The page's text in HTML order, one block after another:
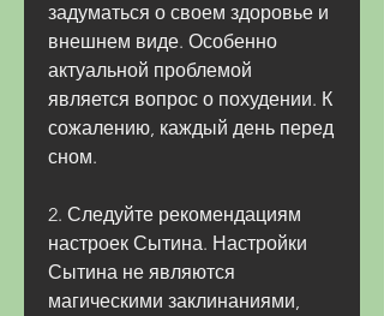
задуматься о своем здоровье и
внешнем виде. Особенно
актуальной проблемой
является вопрос о похудении. К
сожалению, каждый день перед
сном.
2. Следуйте рекомендациям
настроек Сытина. Настройки
Сытина не являются
магическими заклинаниями,